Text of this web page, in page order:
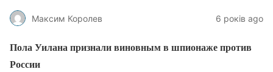
Максим Королев 6 років ago
Пола Уилана признали виновным в шпионаже против
России